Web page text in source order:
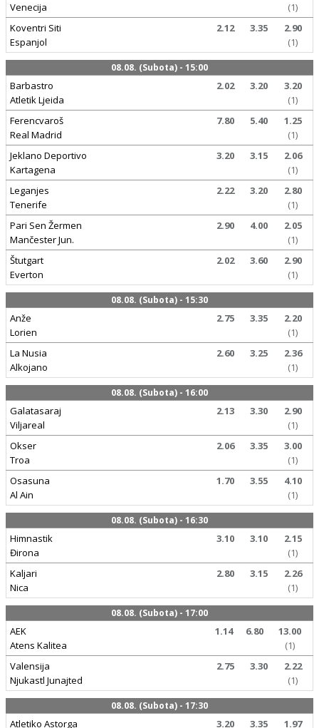
Venecija
(1)
Koventri Siti
Espanjol
2.12 3.35
2.90
(1)
08.08. (Subota) - 15:00
Barbastro
Atletik Ljeida
2.02 3.20
3.20
(1)
Ferencvaroš
Real Madrid
7.80 5.40
1.25
(1)
Jeklano Deportivo
Kartagena
3.20 3.15
2.06
(1)
Leganjes
Tenerife
2.22 3.20
2.80
(1)
Pari Sen Žermen
Mančester Jun.
2.90 4.00
2.05
(1)
Štutgart
Everton
2.02 3.60
2.90
(1)
08.08. (Subota) - 15:30
Anže
Lorien
2.75 3.35
2.20
(1)
La Nusia
Alkojano
2.60 3.25
2.36
(1)
08.08. (Subota) - 16:00
Galatasaraj
Viljareal
2.13 3.30
2.90
(1)
Okser
Troa
2.06 3.35
3.00
(1)
Osasuna
Al Ain
1.70 3.55
4.10
(1)
08.08. (Subota) - 16:30
Himnastik
Đirona
3.10 3.10
2.15
(1)
Kaljari
Nica
2.80 3.15
2.26
(1)
08.08. (Subota) - 17:00
AEK
Atens Kalitea
1.14 6.80
13.00
(1)
Valensija
Njukastl Junajted
2.75 3.30
2.22
(1)
08.08. (Subota) - 17:30
Atletiko Astorga
3.20 3.35
1.97